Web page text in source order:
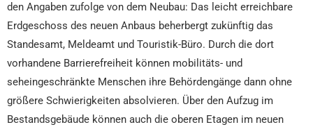
den Angaben zufolge von dem Neubau: Das leicht erreichbare
Erdgeschoss des neuen Anbaus beherbergt zukünftig das
Standesamt, Meldeamt und Touristik-Büro. Durch die dort
vorhandene Barrierefreiheit können mobilitäts- und
seheingeschränkte Menschen ihre Behördengänge dann ohne
größere Schwierigkeiten absolvieren. Über den Aufzug im
Bestandsgebäude können auch die oberen Etagen im neuen